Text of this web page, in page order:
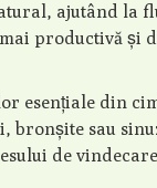
ajutând la
productivă și
esențiale din
sau
de